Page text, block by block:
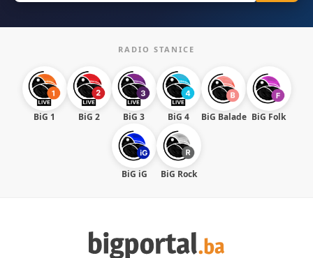
RADIO STANICE
BiG 1 BiG 2 BiG 3 BiG 4 BiG Balade BiG Folk
BiG iG BiG Rock